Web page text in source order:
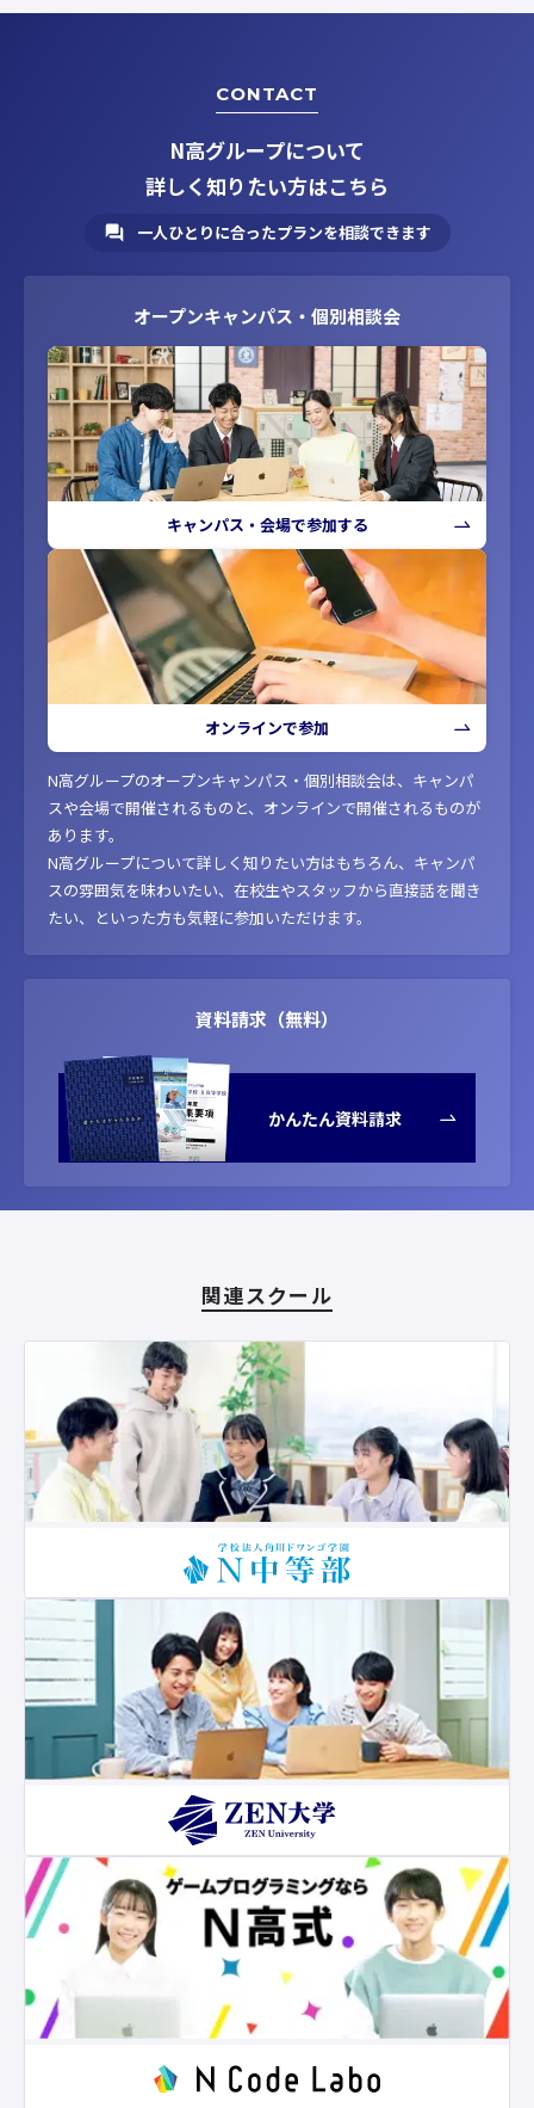
CONTACT
N高グループについて
詳しく知りたい方はこちら
一人ひとりに合ったプランを相談できます
オープンキャンパス・個別相談会
キャンパス・会場で参加する
オンラインで参加
N高グループのオープンキャンパス・個別相談会は、キャンパ
スや会場で開催されるものと、オンラインで開催されるものが
あります。
N高グループについて詳しく知りたい方はもちろん、キャンパ
スの雰囲気を味わいたい、在校生やスタッフから直接話を聞き
たい、といった方も気軽に参加いただけます。
資料請求（無料）
かんたん資料請求
関連スクール